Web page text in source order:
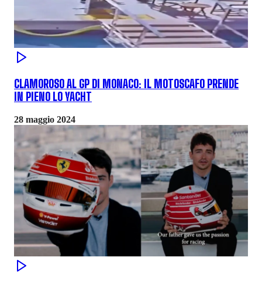
CLAMOROSO AL GP DI MONACO: IL MOTOSCAFO PRENDE
IN PIENO LO YACHT
28 maggio 2024